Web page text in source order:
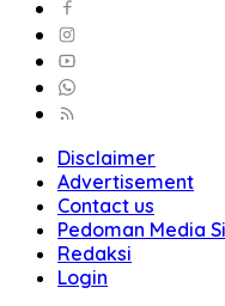
Disclaimer
Advertisement
Contact us
Pedoman Media
Redaksi
Login